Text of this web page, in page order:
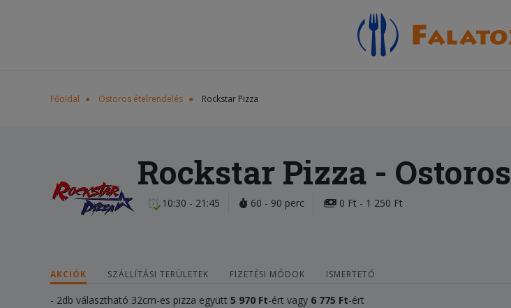
Főoldal Ostoros ételrendelés Rockstar Pizza
Rockstar Pizza - Ostoros
10:30 - 21:45 60 - 90 perc 0 Ft - 1 250 Ft
AKCIÓK SZÁLLÍTÁSI TERÜLETEK FIZETÉSI MÓDOK ISMERTETŐ
- 2db választható 32cm-es pizza együtt 5 970 Ft-ért vagy 6 775 Ft-ért